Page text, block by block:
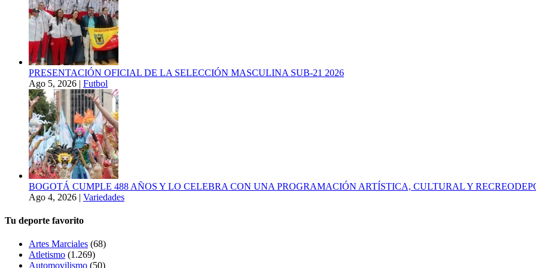
PRESENTACIÓN OFICIAL DE LA SELECCIÓN MASCULINA SUB-21 2026
Ago 5, 2026 | Futbol
BOGOTÁ CUMPLE 488 AÑOS Y LO CELEBRA CON UNA PROGRAMACIÓN ARTÍSTICA, CULTURAL Y
Ago 4, 2026 | Variedades
Tu deporte favorito
Artes Marciales (68)
Atletismo (1.269)
Automovilismo (50)